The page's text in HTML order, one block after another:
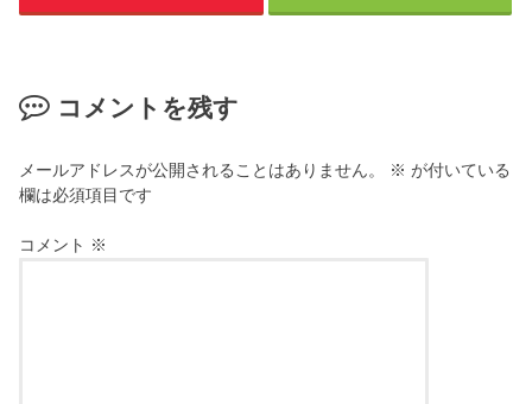
コメントを残す
メールアドレスが公開されることはありません。 ※ が付いている
欄は必須項目です
コメント ※